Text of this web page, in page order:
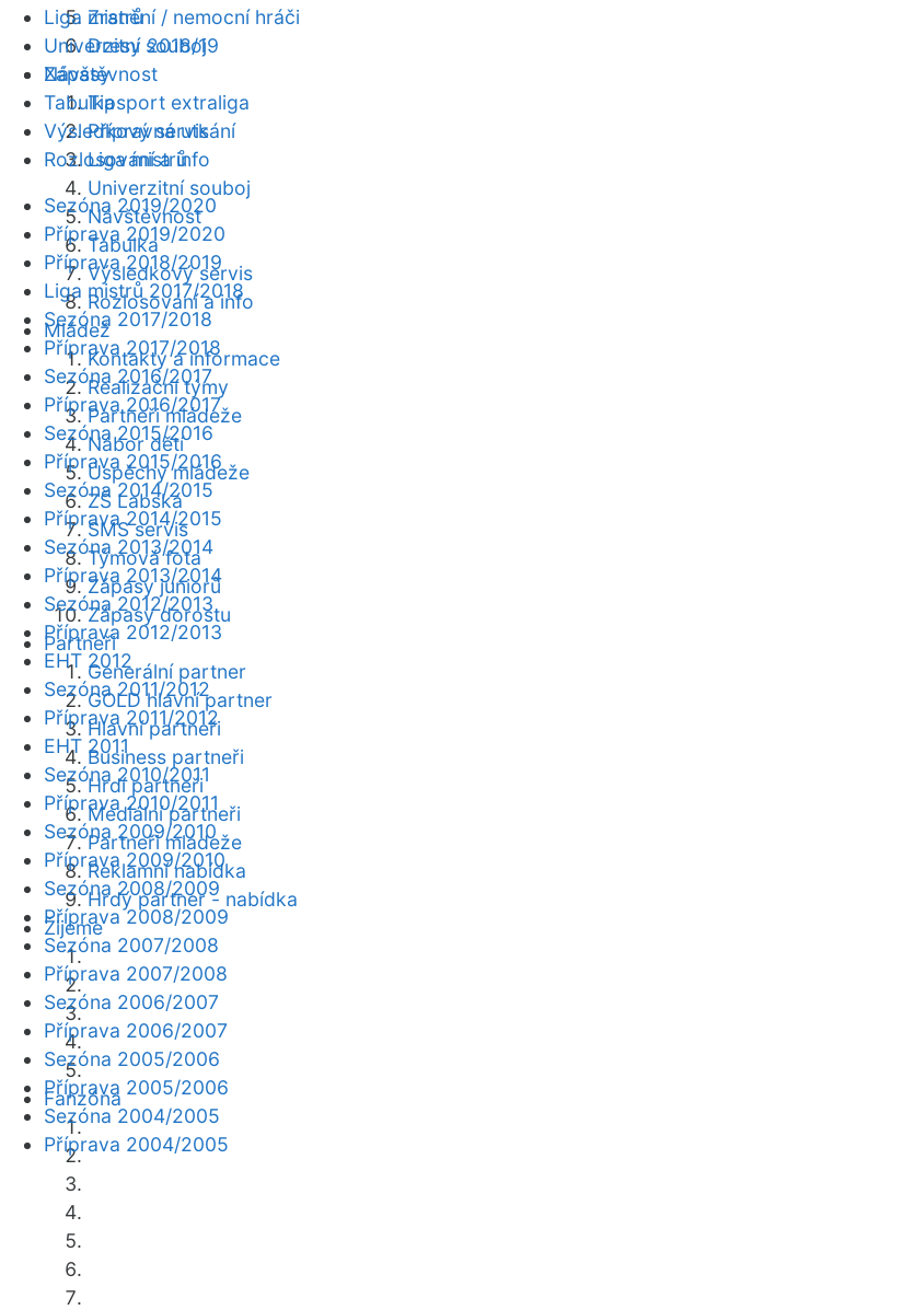
Zranění / nemocní hráči
Dresy 2018/19
Zápasy
Tipsport extraliga
Přípravná utkání
Liga mistrů
Univerzitní souboj
Návštěvnost
Tabulka
Výsledkový servis
Rozlosování a info
Mládež
Kontakty a informace
Realizační týmy
Partneři mládeže
Nábor dětí
Úspěchy mládeže
ZŠ Labská
SMS servis
Týmová fota
Zápasy juniorů
Zápasy dorostu
Partneři
Generální partner
GOLD hlavní partner
Hlavní partneři
Business partneři
Hrdí partneři
Mediální partneři
Partneři mládeže
Reklamní nabídka
Hrdý partner - nabídka
Žijeme
Fanzóna
Liga mistrů
Univerzitní souboj
Návštěvnost
Tabulka
Výsledkový servis
Rozlosování a info
Sezóna 2019/2020
Příprava 2019/2020
Příprava 2018/2019
Liga mistrů 2017/2018
Sezóna 2017/2018
Příprava 2017/2018
Sezóna 2016/2017
Příprava 2016/2017
Sezóna 2015/2016
Příprava 2015/2016
Sezóna 2014/2015
Příprava 2014/2015
Sezóna 2013/2014
Příprava 2013/2014
Sezóna 2012/2013
Příprava 2012/2013
EHT 2012
Sezóna 2011/2012
Příprava 2011/2012
EHT 2011
Sezóna 2010/2011
Příprava 2010/2011
Sezóna 2009/2010
Příprava 2009/2010
Sezóna 2008/2009
Příprava 2008/2009
Sezóna 2007/2008
Příprava 2007/2008
Sezóna 2006/2007
Příprava 2006/2007
Sezóna 2005/2006
Příprava 2005/2006
Sezóna 2004/2005
Příprava 2004/2005